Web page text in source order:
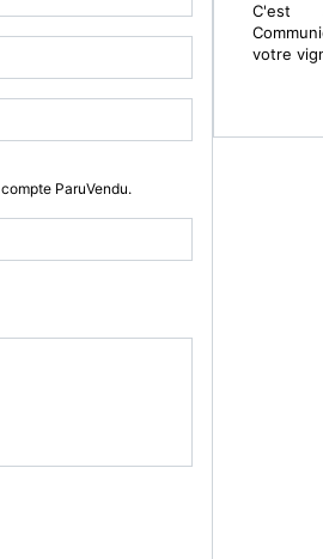
ParuVendu.
C'est
votre